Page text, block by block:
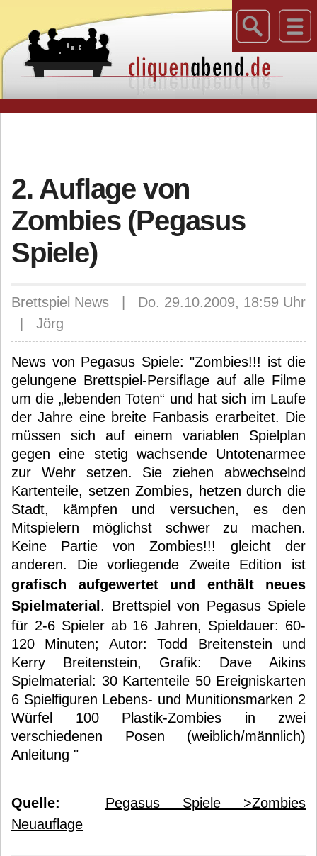
2. Auflage von
Zombies (Pegasus
Spiele)
Brettspiel News | Do. 29.10.2009, 18:59 Uhr
| Jörg
News von Pegasus Spiele: "Zombies!!! ist die
gelungene Brettspiel-Persiflage auf alle Filme
um die „lebenden Toten“ und hat sich im Laufe
der Jahre eine breite Fanbasis erarbeitet. Die
müssen sich auf einem variablen Spielplan
gegen eine stetig wachsende Untotenarmee
zur Wehr setzen. Sie ziehen abwechselnd
Kartenteile, setzen Zombies, hetzen durch die
Stadt, kämpfen und versuchen, es den
Mitspielern möglichst schwer zu machen.
Keine Partie von Zombies!!! gleicht der
anderen. Die vorliegende Zweite Edition ist
grafisch aufgewertet und enthält neues
Spielmaterial . Brettspiel von Pegasus Spiele
für 2-6 Spieler ab 16 Jahren, Spieldauer: 60-
120 Minuten; Autor: Todd Breitenstein und
Kerry Breitenstein, Grafik: Dave Aikins
Spielmaterial: 30 Kartenteile 50 Ereigniskarten
6 Spielfiguren Lebens- und Munitionsmarken 2
Würfel 100 Plastik-Zombies in zwei
verschiedenen Posen (weiblich/männlich)
Anleitung "
Quelle:
Pegasus Spiele >Zombies
Neuauflage